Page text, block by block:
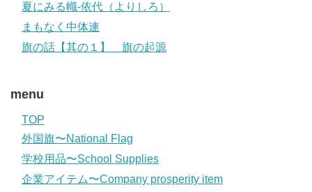
夏にみる幟-依代（よりしろ）
まもなく中体連
旗の話【其の１】 旗の起源
menu
TOP
外国旗〜National Flag
学校用品〜School Supplies
企業アイテム〜Company prosperity item